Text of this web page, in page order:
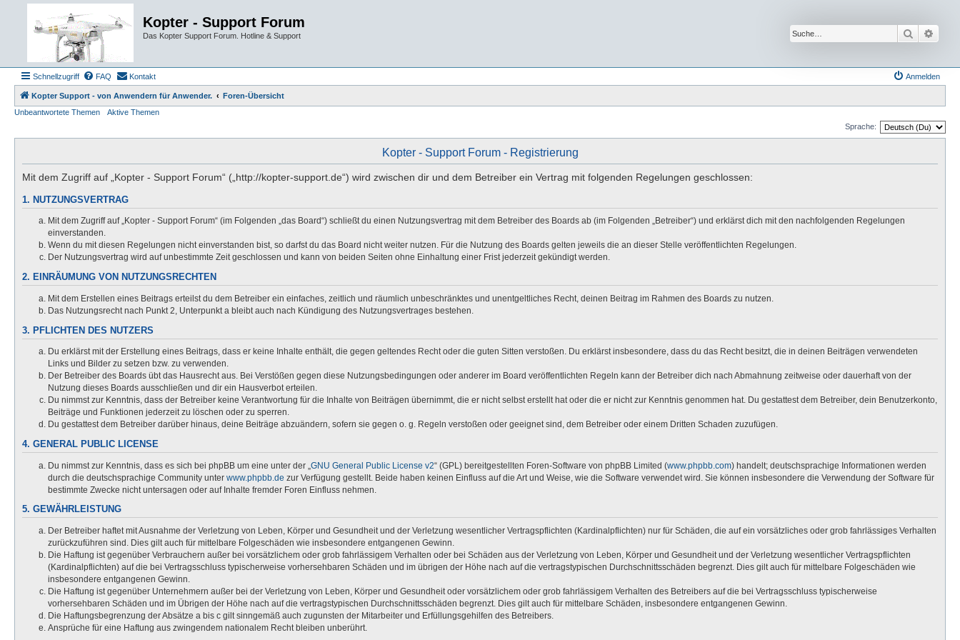
Kopter - Support Forum
Das Kopter Support Forum. Hotline & Support Suche
Schnellzugriff FAQ Kontakt Anmelden
Kopter Support - von Anwendern für Anwender.
Foren-Übersicht
Unbeantwortete Themen
Aktive Themen
Sprache:
Kopter - Support Forum - Registrierung
Mit dem Zugriff auf „Kopter - Support Forum“ („http://kopter-support.de“) wird zwischen dir und dem Betreiber ein Vertrag mit folgenden Regelungen geschlossen:
1. NUTZUNGSVERTRAG
Mit dem Zugriff auf „Kopter - Support Forum“ (im Folgenden „das Board“) schließt du einen Nutzungsvertrag mit dem Betreiber des Boards ab (im Folgenden „Betreiber“) und erklärst dich mit den nachfolgenden Regelungen
einverstanden.
Wenn du mit diesen Regelungen nicht einverstanden bist, so darfst du das Board nicht weiter nutzen. Für die Nutzung des Boards gelten jeweils die an dieser Stelle veröffentlichten Regelungen.
Der Nutzungsvertrag wird auf unbestimmte Zeit geschlossen und kann von beiden Seiten ohne Einhaltung einer Frist jederzeit gekündigt werden.
2. EINRÄUMUNG VON NUTZUNGSRECHTEN
Mit dem Erstellen eines Beitrags erteilst du dem Betreiber ein einfaches, zeitlich und räumlich unbeschränktes und unentgeltliches Recht, deinen Beitrag im Rahmen des Boards zu nutzen.
Das Nutzungsrecht nach Punkt 2, Unterpunkt a bleibt auch nach Kündigung des Nutzungsvertrages bestehen.
3. PFLICHTEN DES NUTZERS
Du erklärst mit der Erstellung eines Beitrags, dass er keine Inhalte enthält, die gegen geltendes Recht oder die guten Sitten verstoßen. Du erklärst insbesondere, dass du das Recht besitzt, die in deinen Beiträgen verwendeten
Links und Bilder zu setzen bzw. zu verwenden.
Der Betreiber des Boards übt das Hausrecht aus. Bei Verstößen gegen diese Nutzungsbedingungen oder anderer im Board veröffentlichten Regeln kann der Betreiber dich nach Abmahnung zeitweise oder dauerhaft von der
Nutzung dieses Boards ausschließen und dir ein Hausverbot erteilen.
Du nimmst zur Kenntnis, dass der Betreiber keine Verantwortung für die Inhalte von Beiträgen übernimmt, die er nicht selbst erstellt hat oder die er nicht zur Kenntnis genommen hat. Du gestattest dem Betreiber, dein Benutzerkonto,
Beiträge und Funktionen jederzeit zu löschen oder zu sperren.
Du gestattest dem Betreiber darüber hinaus, deine Beiträge abzuändern, sofern sie gegen o. g. Regeln verstoßen oder geeignet sind, dem Betreiber oder einem Dritten Schaden zuzufügen.
4. GENERAL PUBLIC LICENSE
Du nimmst zur Kenntnis, dass es sich bei phpBB um eine unter der „ GNU General Public License v2“ (GPL) bereitgestellten Foren-Software von phpBB Limited (www.phpbb.com) handelt; deutschsprachige Informationen werden
durch die deutschsprachige Community unter www.phpbb.de zur Verfügung gestellt. Beide haben keinen Einfluss auf die Art und Weise, wie die Software verwendet wird. Sie können insbesondere die Verwendung der Software für
bestimmte Zwecke nicht untersagen oder auf Inhalte fremder Foren Einfluss nehmen.
5. GEWÄHRLEISTUNG
Der Betreiber haftet mit Ausnahme der Verletzung von Leben, Körper und Gesundheit und der Verletzung wesentlicher Vertragspflichten (Kardinalpflichten) nur für Schäden, die auf ein vorsätzliches oder grob fahrlässiges Verhalten
zurückzuführen sind. Dies gilt auch für mittelbare Folgeschäden wie insbesondere entgangenen Gewinn.
Die Haftung ist gegenüber Verbrauchern außer bei vorsätzlichem oder grob fahrlässigem Verhalten oder bei Schäden aus der Verletzung von Leben, Körper und Gesundheit und der Verletzung wesentlicher Vertragspflichten
(Kardinalpflichten) auf die bei Vertragsschluss typischerweise vorhersehbaren Schäden und im übrigen der Höhe nach auf die vertragstypischen Durchschnittsschäden begrenzt. Dies gilt auch für mittelbare Folgeschäden wie
insbesondere entgangenen Gewinn.
Die Haftung ist gegenüber Unternehmern außer bei der Verletzung von Leben, Körper und Gesundheit oder vorsätzlichem oder grob fahrlässigem Verhalten des Betreibers auf die bei Vertragsschluss typischerweise
vorhersehbaren Schäden und im Übrigen der Höhe nach auf die vertragstypischen Durchschnittsschäden begrenzt. Dies gilt auch für mittelbare Schäden, insbesondere entgangenen Gewinn.
Die Haftungsbegrenzung der Absätze a bis c gilt sinngemäß auch zugunsten der Mitarbeiter und Erfüllungsgehilfen des Betreibers.
Ansprüche für eine Haftung aus zwingendem nationalem Recht bleiben unberührt.